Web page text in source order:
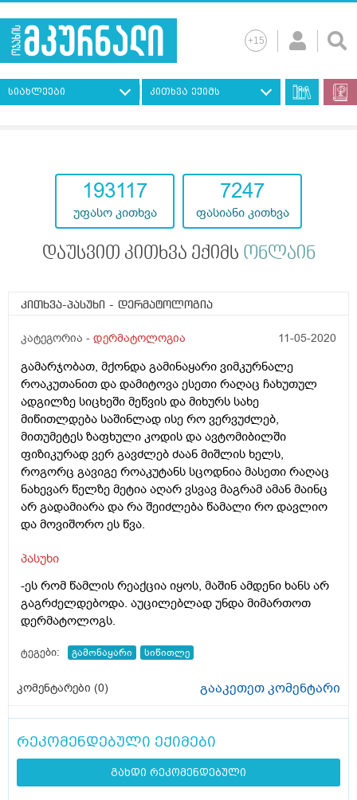
სიახლეები კითხვა ექიმს
193117
უფასო კითხვა
7247
ფასიანი კითხვა
დაუსვით კითხვა ექიმს ონლაინ
კითხვა-პასუხი - დერმატოლოგია
კატეგორია - დერმატოლოგია 11-05-2020
გამარჯობათ, მქონდა გამინაყარი ვიმკურნალე
როაკუთანით და დამიტოვა ესეთი რაღაც ჩახუთულ
ადგილზე სიცხეში მეწვის და მიხურს სახე
მიწითლდება საშინლად ისე რო ვერვუძლებ,
მითუმეტეს ზაფხული კოდის და ავტომიბილში
ფიზიკურად ვერ გავძლებ ძაან მიშლის ხელს,
როგორც გავიგე როაკუტანს სცოდნია მასეთი რაღაც
ნახევარ წელზე მეტია აღარ ვსვავ მაგრამ ამან მაინც
არ გადამიარა და რა შეიძლება წამალი რო დავლიო
და მოვიშორო ეს წვა.
პასუხი
-ეს რომ წამლის რეაქცია იყოს, მაშინ ამდენი ხანს არ
გაგრძელდებოდა. აუცილებლად უნდა მიმართოთ
დერმატოლოგს.
ტეგები: გამონაყარი სიწითლე
კომენტარები (0) გააკეთეთ კომენტარი
რეკომენდებული ექიმები
გახდი რეკომენდებული